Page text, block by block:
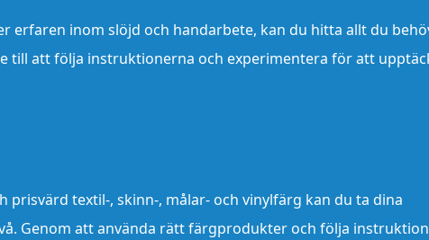
erfaren inom slöjd och handarbete, kan du hitta allt du
till att följa instruktionerna och experimentera för att
prisvärd textil-, skinn-, målar- och vinylfärg kan du ta dina
Genom att använda rätt färgprodukter och följa